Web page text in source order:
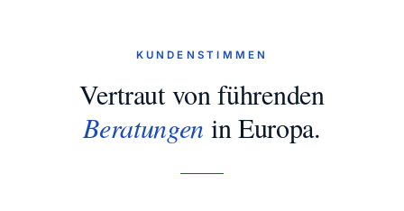
KUNDENSTIMMEN
Vertraut von führenden
Beratungen in Europa.